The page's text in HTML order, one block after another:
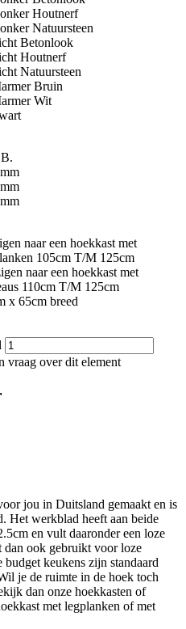
naar een hoekkast met
105cm T/M 125cm
naar een hoekkast met
110cm T/M 125cm
x 65cm breed
vraag over dit element
jou in Duitsland gemaakt en is
Het werkblad heeft aan beide
en vult daaronder een loze
ook gebruikt voor loze
keukens zijn standaard
je de ruimte in de hoek toch
dan onze hoekkasten of
met legplanken of met